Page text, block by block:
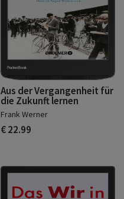
Aus der Vergangenheit für
die Zukunft lernen
Frank Werner
€ 22.99